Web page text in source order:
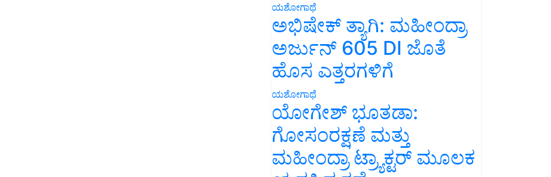
ಯಶೋಗಾಥೆ
ಅಭಿಷೇಕ್ ತ್ಯಾಗಿ: ಮಹೀಂದ್ರಾ
ಅರ್ಜುನ್ 605 DI ಜೊತೆ
ಹೊಸ ಎತ್ತರಗಳಿಗೆ
ಯಶೋಗಾಥೆ
ಯೋಗೇಶ್ ಭೂತಡಾ:
ಗೋಸಂರಕ್ಷಣೆ ಮತ್ತು
ಮಹೀಂದ್ರಾ ಟ್ರ್ಯಾಕ್ಟರ್ ಮೂಲಕ